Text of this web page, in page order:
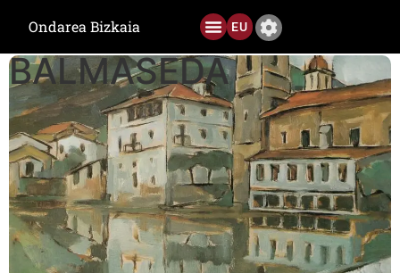
Ondarea Bizkaia EU
Etiqueta:
BALMASEDA
Si las piedras hablaran